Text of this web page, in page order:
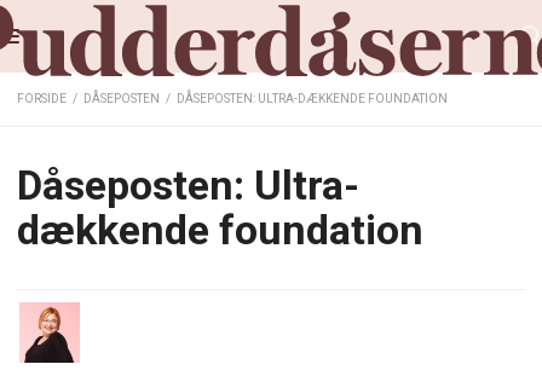
FORSIDE / DÅSEPOSTEN / DÅSEPOSTEN: ULTRA-DÆKKENDE FOUNDATION
Dåseposten: Ultra-
dækkende foundation